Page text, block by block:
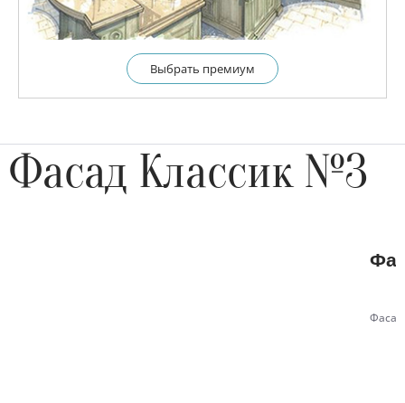
Выбрать премиум
Фасад Классик №3